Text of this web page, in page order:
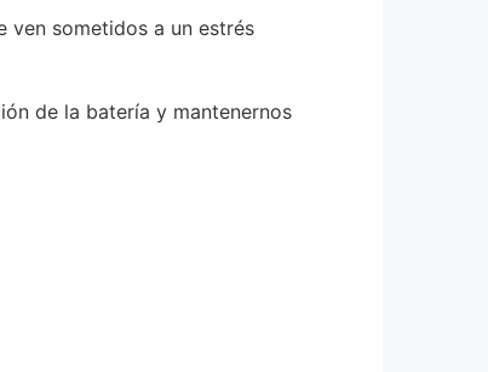
ven sometidos a un estrés
de la batería y mantenernos